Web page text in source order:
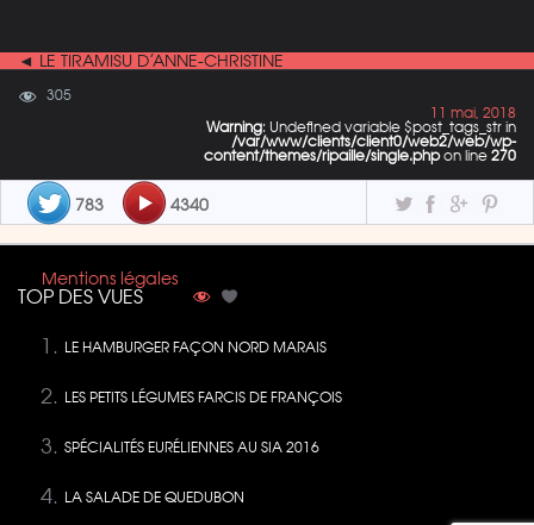
◄ LE TIRAMISU D’ANNE-CHRISTINE
305
11 mai, 2018
Warning: Undefined variable $post_tags_str in
/var/www/clients/client0/web2/web/wp-
content/themes/ripaille/single.phpon line 270
783 4340
Mentions légales
TOP DES VUES
LE HAMBURGER FAÇON NORD MARAIS
LES PETITS LÉGUMES FARCIS DE FRANÇOIS
SPÉCIALITÉS EURÉLIENNES AU SIA 2016
LA SALADE DE QUEDUBON